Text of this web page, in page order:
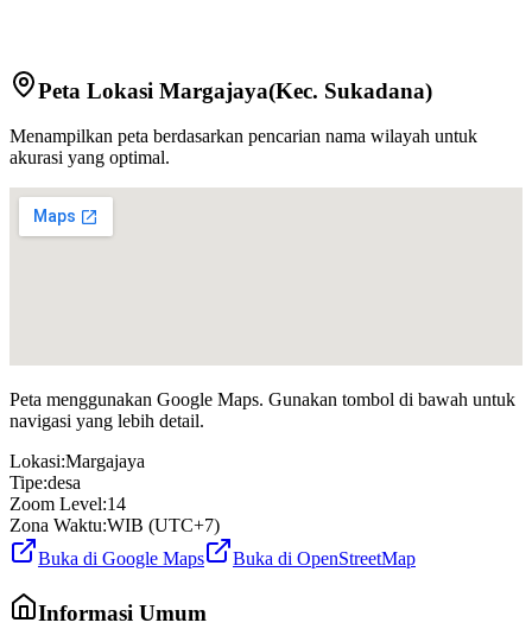
Peta Lokasi Margajaya(Kec. Sukadana)
Menampilkan peta berdasarkan pencarian nama wilayah untuk
akurasi yang optimal.
Peta menggunakan Google Maps. Gunakan tombol di bawah untuk
navigasi yang lebih detail.
Lokasi:Margajaya
Tipe:desa
Zoom Level:14
Zona Waktu:WIB (UTC+7)
Buka di Google Maps
Buka di OpenStreetMap
Informasi Umum